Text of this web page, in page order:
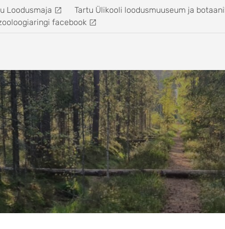
Loodusmaja Tartu Ülikooli loodusmuuseum ja
facebook